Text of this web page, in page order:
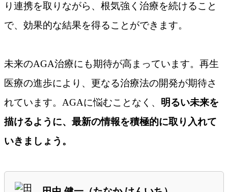
り連携を取りながら、根気強く治療を続けること
で、効果的な結果を得ることができます。
未来のAGA治療にも期待が高まっています。再生
医療の進歩により、更なる治療法の開発が期待さ
れています。AGAに悩むことなく、 明るい未来を
描けるように、最新の情報を積極的に取り入れて
いきましょう。